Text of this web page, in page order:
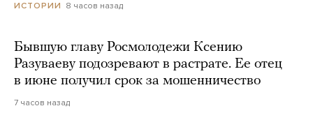
ИСТОРИИ 8 часов назад
Бывшую главу Росмолодежи Ксению
Разуваеву подозревают в растрате. Ее отец
в июне получил срок за мошенничество
7 часов назад